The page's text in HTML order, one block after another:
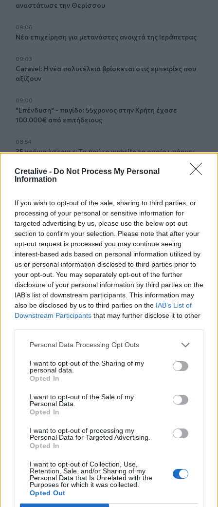
Cretalive - Do Not Process My Personal
Information
If you wish to opt-out of the sale, sharing to third parties, or
processing of your personal or sensitive information for
targeted advertising by us, please use the below opt-out
section to confirm your selection. Please note that after your
opt-out request is processed you may continue seeing
interest-based ads based on personal information utilized by
us or personal information disclosed to third parties prior to
your opt-out. You may separately opt-out of the further
disclosure of your personal information by third parties on the
IAB’s list of downstream participants. This information may
also be disclosed by us to third parties on the IAB’s List of
Downstream Participants that may further disclose it to other
Personal Data Processing Opt Outs
I want to opt-out of the Sharing of my
personal data.
Opted In
I want to opt-out of the Sale of my
Personal Data.
Opted In
I want to opt-out of processing my
Personal Data for Targeted Advertising.
Opted In
I want to opt-out of Collection, Use,
Retention, Sale, and/or Sharing of my
Personal Data that Is Unrelated with the
Purposes for which it was collected.
Opted Out
αναστάτωσε την Θερίσσου
09:06
Νέα επιχείρηση για μετανάστες ανοιχτά της Ιεράπετρας
09:03
Caravel: Η νέα πολυτέλεια βρίσκεται στις εμπειρίες που
αξίζουν
09:00
"Επένδυση" - παγίδα: 55χρονος στην Κρήτη έχασε
100.000€ από επιτήδειους
08:54
35 χρόνια ίντερνετ: Το πρώτο website το οποίο υπάρχει
08:47
Γραφείου Δακοκτονίας
08:40
Νέα δομή φιλοξενίας μεταναστών: Τι προβλέπει η
απόφαση που δημοσιεύθηκε στην Εφημερίδα της
Κυβέρνησης
08:33
Η Ρωσία έπληξε δύο πλοία κοντά στο ουκρανικό λιμάνι
της Οδησσού
08:25
Ελούντα: Ηλικιωμένος απειλούσε να πηδήξει από
μπαλκόνι
ΣΧΕΤΙΚA AΡΘΡΑ
Ηράκλειο: Συνεχίζονται οι παρεμβάσεις στην Ικάρου -
ΚΡΗΤΗ 10:11